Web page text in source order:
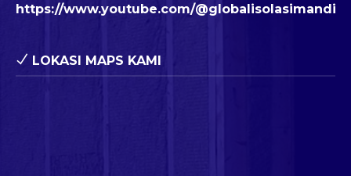
https://www.youtube.com/@globalisolasimandiri
LOKASI MAPS KAMI